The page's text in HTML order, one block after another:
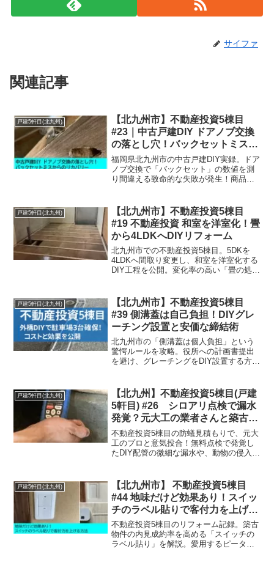
サイファ
関連記事
戸建5軒目(北九州)
【北九州市】不動産投資5棟目
#23｜中古戸建DIY ドアノブ交換
の落とし穴！バックセットミスか
らのリカバリー
福岡県北九州市の中古戸建DIY実録。ドア
ノブ交換で「バックセット」の数値を測
り間違える致命的な失敗が発生！商品パ
ズ選びの注意点を学び、無駄な出費を防
ぎたい大家さん必見の内容です。
戸建5軒目(北九州)
【北九州市】不動産投資5棟目
#19 不動産投資 和室を洋室化！畳
から4LDKへDIYリフォーム
北九州市での不動産投資5棟目。5DKを
4LDKへ間取り変更し、和室を洋室化する
DIY工程を公開。変化率の高い「畳の処
水管トラブルのリカバリーなど、実体験
に基づいたプロの知恵を凝縮。
戸建5軒目(北九州)
【北九州市】不動産投資5棟目
#39 側溝蓋は自己負担！DIYグレ
ーチング設置と安価な締結術
北九州市の「側溝蓋は個人負担」という
驚愕ルールを攻略。役所への計画書提出
を避け、グレーチングをDIY設置する方法
資家直伝のコストカット術。過去の役所
交渉記録も公開中。
戸建5軒目(北九州)
【北九州】不動産投資5棟目(戸建
5軒目) #26 シロアリ点検で漏水
発覚？元大工の業者さんと築古大
家の最高の出会い
不動産投資5棟目の防蟻見積もりで、元大
工のプロと意気投合！無料点検で発覚し
たDIY配管の微細な漏水や、動物の侵入経
信頼できるパートナーと出会えた「三本
柱投資家」のリアルな現場レポ。
戸建5軒目(北九州)
【北九州市】 不動産投資5棟目
#44 地味だけど効果あり！スイッ
チのラベル貼りで客付力を上げる
方法
不動産投資5棟目のリフォーム記録。築古
物件の内見成約率を高める「スイッチの
ラベル貼り」を解説。愛用するピータッ